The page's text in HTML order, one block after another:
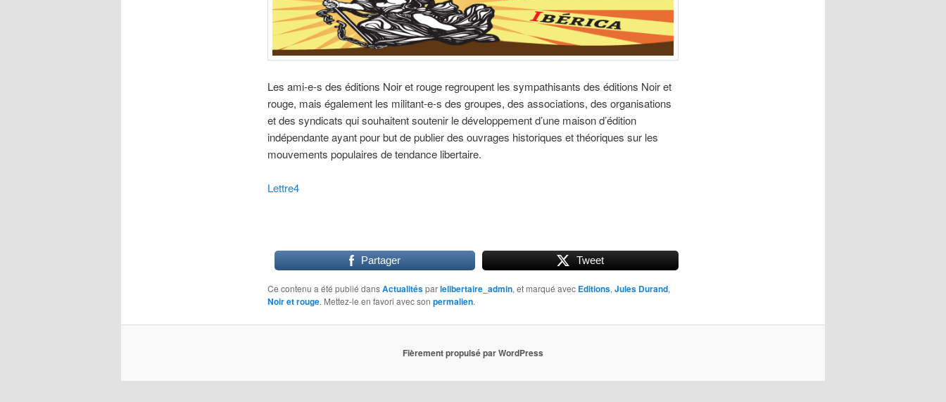
Les ami-e-s des éditions Noir et rouge regroupent les sympathisants des éditions Noir et
rouge, mais également les militant-e-s des groupes, des associations, des organisations
et des syndicats qui souhaitent soutenir le développement d’une maison d’édition
indépendante ayant pour but de publier des ouvrages historiques et théoriques sur les
mouvements populaires de tendance libertaire.
Lettre4
Partager Tweet
Ce contenu a été publié dansActualitésparlelibertaire_admin, et marqué avec Editions, Jules Durand,
Noir et rouge. Mettez-le en favori avec son permalien.
Fièrement propulsé par WordPress